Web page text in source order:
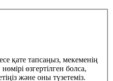
қате тапсаңыз, мекеменің
өзгертілген болса,
және оны түзетеміз.